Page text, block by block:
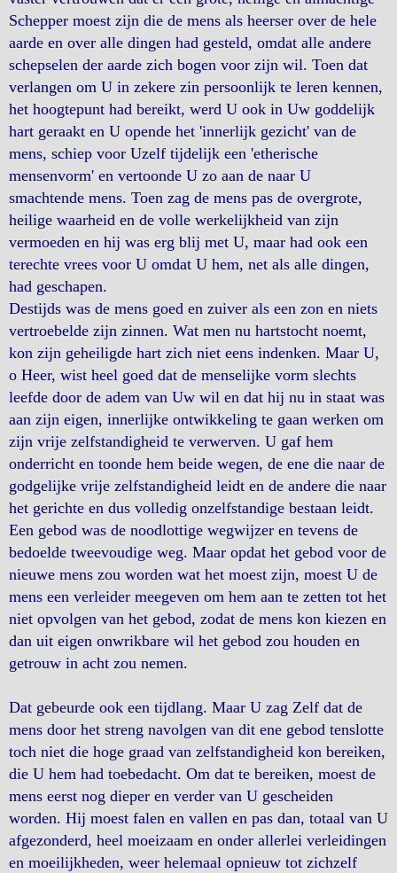
Schepper moest zijn die de mens als heerser over de hele
aarde en over alle dingen had gesteld, omdat alle andere
schepselen der aarde zich bogen voor zijn wil. Toen dat
verlangen om U in zekere zin persoonlijk te leren kennen,
het hoogtepunt had bereikt, werd U ook in Uw goddelijk
hart geraakt en U opende het 'innerlijk gezicht' van de
mens, schiep voor Uzelf tijdelijk een 'etherische
mensenvorm' en vertoonde U zo aan de naar U
smachtende mens. Toen zag de mens pas de overgrote,
heilige waarheid en de volle werkelijkheid van zijn
vermoeden en hij was erg blij met U, maar had ook een
terechte vrees voor U omdat U hem, net als alle dingen,
had geschapen.
Destijds was de mens goed en zuiver als een zon en niets
vertroebelde zijn zinnen. Wat men nu hartstocht noemt,
kon zijn geheiligde hart zich niet eens indenken. Maar U,
o Heer, wist heel goed dat de menselijke vorm slechts
leefde door de adem van Uw wil en dat hij nu in staat was
aan zijn eigen, innerlijke ontwikkeling te gaan werken om
zijn vrije zelfstandigheid te verwerven. U gaf hem
onderricht en toonde hem beide wegen, de ene die naar de
godgelijke vrije zelfstandigheid leidt en de andere die naar
het gerichte en dus volledig onzelfstandige bestaan leidt.
Een gebod was de noodlottige wegwijzer en tevens de
bedoelde tweevoudige weg. Maar opdat het gebod voor de
nieuwe mens zou worden wat het moest zijn, moest U de
mens een verleider meegeven om hem aan te zetten tot het
niet opvolgen van het gebod, zodat de mens kon kiezen en
dan uit eigen onwrikbare wil het gebod zou houden en
getrouw in acht zou nemen.
Dat gebeurde ook een tijdlang. Maar U zag Zelf dat de
mens door het streng navolgen van dit ene gebod tenslotte
toch niet die hoge graad van zelfstandigheid kon bereiken,
die U hem had toebedacht. Om dat te bereiken, moest de
mens eerst nog dieper en verder van U gescheiden
worden. Hij moest falen en vallen en pas dan, totaal van U
afgezonderd, heel moeizaam en onder allerlei verleidingen
en moeilijkheden, weer helemaal opnieuw tot zichzelf